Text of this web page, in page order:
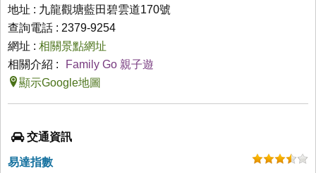
地址 : 九龍觀塘藍田碧雲道170號
查詢電話 : 2379-9254
網址 : 相關景點網址
相關介紹 :
Family Go 親子遊
顯示Google地圖
交通資訊
易達指數